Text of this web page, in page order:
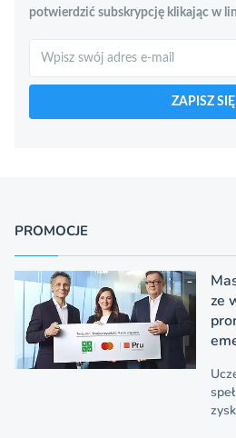
potwierdzić subskrypcję klikając w
ZAPISZ SIĘ
PROMOCJE
ze